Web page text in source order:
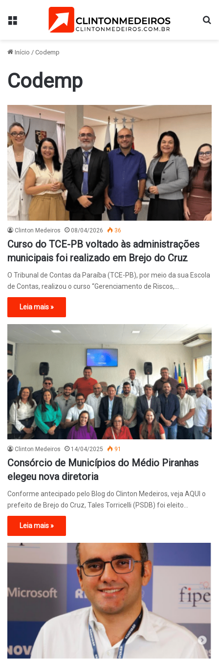
Menu
Início / Codemp
Codemp
Clinton Medeiros 08/04/2026 36
Curso do TCE-PB voltado às administrações
municipais foi realizado em Brejo do Cruz
O Tribunal de Contas da Paraíba (TCE-PB), por meio da sua Escola
de Contas, realizou o curso “Gerenciamento de Riscos,…
Leia mais »
Clinton Medeiros 14/04/2025 91
Consórcio de Municípios do Médio Piranhas
elegeu nova diretoria
Conforme antecipado pelo Blog do Clinton Medeiros, veja AQUI o
prefeito de Brejo do Cruz, Tales Torricelli (PSDB) foi eleito…
Leia mais »